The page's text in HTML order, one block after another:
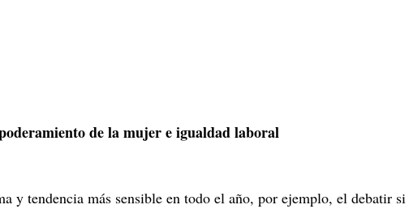
de la mujer e igualdad laboral
y tendencia más sensible en todo el año, por ejemplo, el debatir si